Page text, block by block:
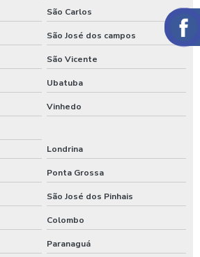
São Carlos
São José dos campos
São Vicente
Ubatuba
Vinhedo
Londrina
Ponta Grossa
São José dos Pinhais
Colombo
Paranaguá